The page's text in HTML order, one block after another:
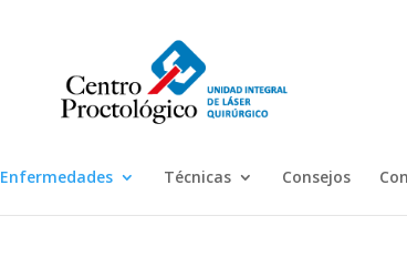
Enfermedades Técnicas Consejos